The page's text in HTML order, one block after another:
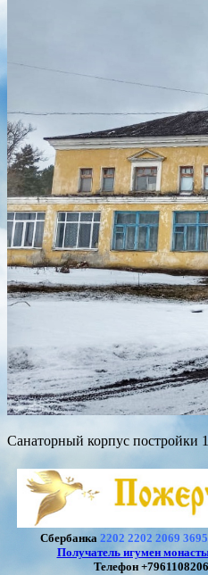
Санаторный корпус постройки
Сбербанка 2202 2202 2069
Получатель игумен
Телефон